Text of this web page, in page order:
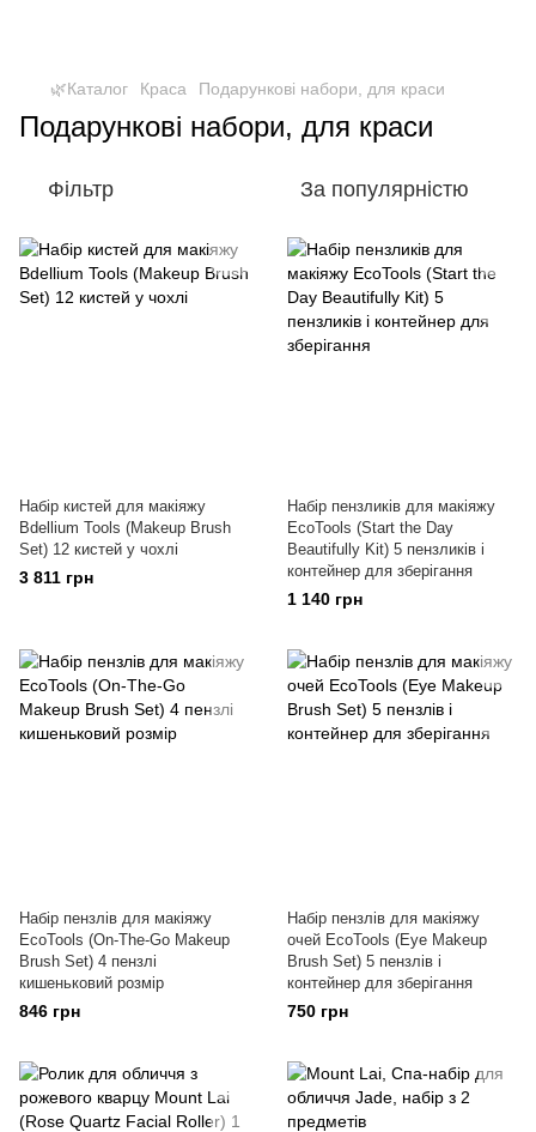
🌿Каталог Краса Подарункові набори, для краси
Подарункові набори, для краси
Фільтр За популярністю
Набір кистей для макіяжу
Bdellium Tools (Makeup Brush
Set) 12 кистей у чохлі
3 811 грн
Набір пензликів для макіяжу
EcoTools (Start the Day
Beautifully Kit) 5 пензликів і
контейнер для зберігання
1 140 грн
Набір пензлів для макіяжу
EcoTools (On-The-Go Makeup
Brush Set) 4 пензлі
кишеньковий розмір
846 грн
Набір пензлів для макіяжу
очей EcoTools (Eye Makeup
Brush Set) 5 пензлів і
контейнер для зберігання
750 грн